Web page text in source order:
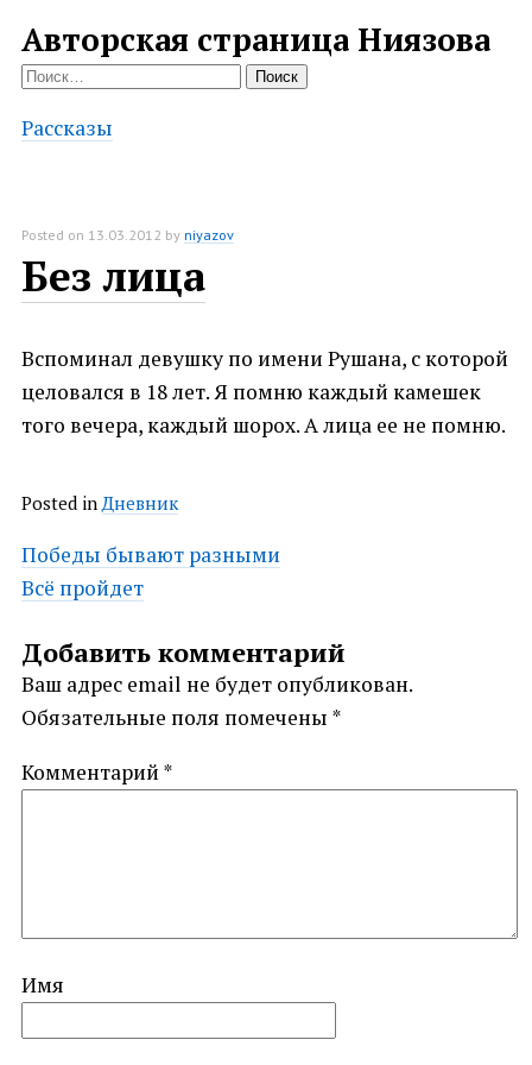
Авторская страница Ниязова
Найти:
Рассказы
Posted on 13.03.2012 byniyazov
Без лица
Вспоминал девушку по имени Рушана, с которой
целовался в 18 лет. Я помню каждый камешек
того вечера, каждый шорох. А лица ее не помню.
Posted in Дневник
Post
navigation
Победы бывают разными
Всё пройдет
Добавить комментарий
Ваш адрес email не будет опубликован.
Обязательные поля помечены *
Комментарий *
Имя